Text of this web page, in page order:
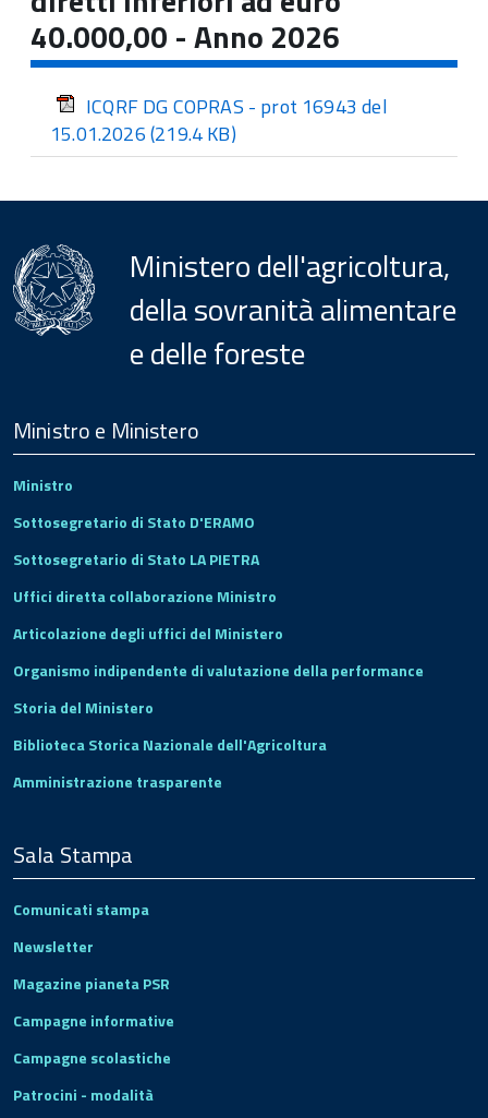
40.000,00 - Anno 2026
ICQRF DG COPRAS - prot 16943 del
15.01.2026(219.4 KB)
Ministero dell'agricoltura,
della sovranità alimentare
e delle foreste
Footer
Ministro e Ministero
Ministro
Sottosegretario di Stato D'ERAMO
Sottosegretario di Stato LA PIETRA
Uffici diretta collaborazione Ministro
Articolazione degli uffici del Ministero
Organismo indipendente di valutazione della performance
Storia del Ministero
Biblioteca Storica Nazionale dell'Agricoltura
Amministrazione trasparente
Sala Stampa
Comunicati stampa
Newsletter
Magazine pianeta PSR
Campagne informative
Campagne scolastiche
Patrocini - modalità